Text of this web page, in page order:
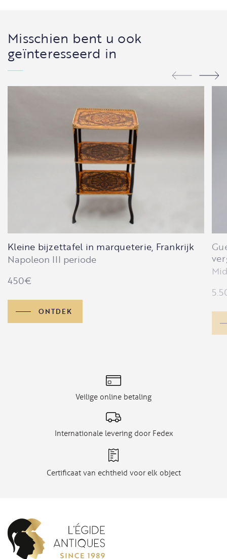
Misschien bent u ook
geïnteresseerd in
Kleine bijzettafel in marqueterie, Frankrijk
Napoleon III periode
450€
ONTDEK
Veilige online betaling
Internationale levering door Fedex
Certificaat van echtheid voor elk object